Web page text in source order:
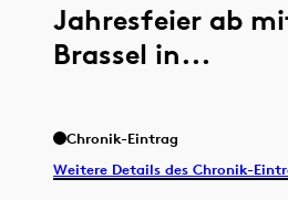
Jahresfeier ab
Brassel in...
Chronik-Eintrag
Weitere Details des Chronik-